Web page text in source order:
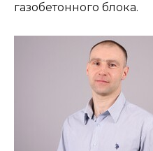
газобетонного блока.